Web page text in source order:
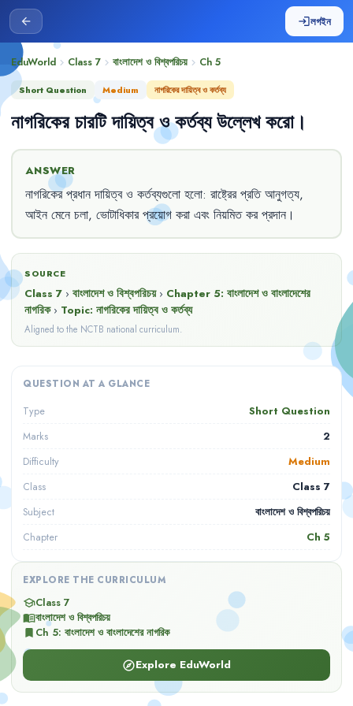
arrow_back loginলগইন
EduWorld chevron_right Class 7 chevron_right বাংলাদেশ ও বিশ্বপরিচয় chevron_right Ch 5
Short Question Medium নাগরিকের দায়িত্ব ও কর্তব্য
নাগরিকের চারটি দায়িত্ব ও কর্তব্য উল্লেখ করো।
ANSWER
নাগরিকের প্রধান দায়িত্ব ও কর্তব্যগুলো হলো: রাষ্ট্রের প্রতি আনুগত্য,
আইন মেনে চলা, ভোটাধিকার প্রয়োগ করা এবং নিয়মিত কর প্রদান।
SOURCE
Class 7 › বাংলাদেশ ও বিশ্বপরিচয় › Chapter 5: বাংলাদেশ ও বাংলাদেশের
নাগরিক › Topic: নাগরিকের দায়িত্ব ও কর্তব্য
Aligned to the NCTB national curriculum.
QUESTION AT A GLANCE
Type Short Question
Marks 2
Difficulty Medium
Class Class 7
Subject বাংলাদেশ ও বিশ্বপরিচয়
Chapter Ch 5
EXPLORE THE CURRICULUM
schoolClass 7
menu_bookবাংলাদেশ ও বিশ্বপরিচয়
bookmark Ch 5: বাংলাদেশ ও বাংলাদেশের নাগরিক
exploreExplore EduWorld